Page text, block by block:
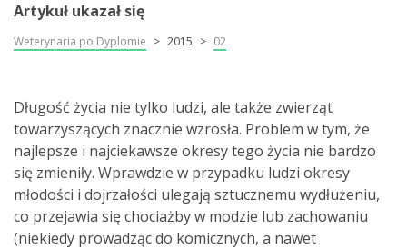
Artykuł ukazał się
Weterynaria po Dyplomie 2015 02
Długość życia nie tylko ludzi, ale także zwierząt
towarzyszących znacznie wzrosła. Problem w tym, że
najlepsze i najciekawsze okresy tego życia nie bardzo
się zmieniły. Wprawdzie w przypadku ludzi okresy
młodości i dojrzałości ulegają sztucznemu wydłużeniu,
co przejawia się chociażby w modzie lub zachowaniu
(niekiedy prowadząc do komicznych, a nawet